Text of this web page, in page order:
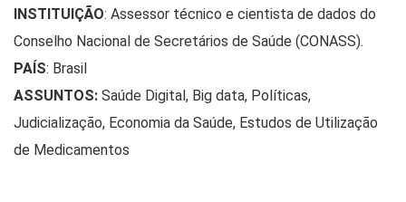
INSTITUIÇÃO: Assessor técnico e cientista de dados do
Conselho Nacional de Secretários de Saúde (CONASS).
PAÍS: Brasil
ASSUNTOS: Saúde Digital, Big data, Políticas,
Judicialização, Economia da Saúde, Estudos de Utilização
de Medicamentos